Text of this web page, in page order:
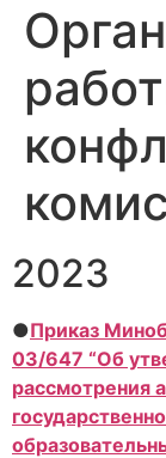
2023
●Приказ
03/647 “Об
рассмотрения